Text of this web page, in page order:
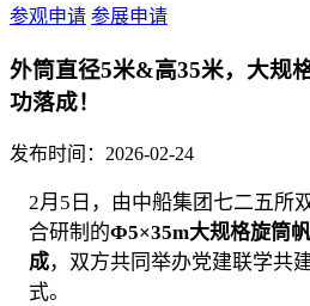
参观申请 参展申请
外筒直径5米&高35米，大规
功落成！
发布时间：2026-02-24
2月5日，由中船集团七二五所
合研制的Ф5×35m大规格旋筒
成，双方共同举办党建联学共
式。